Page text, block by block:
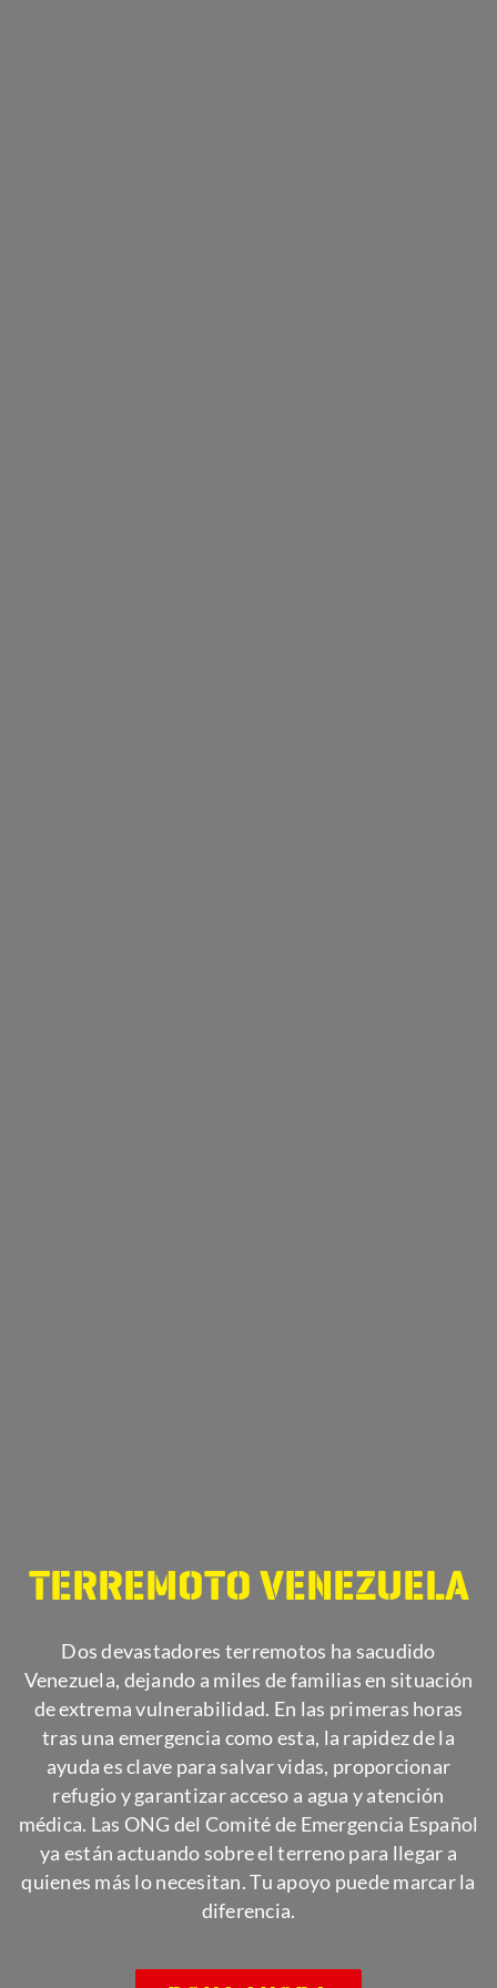
TERREMOTO VENEZUELA
Dos devastadores terremotos ha sacudido
Venezuela, dejando a miles de familias en situación
de extrema vulnerabilidad. En las primeras horas
tras una emergencia como esta, la rapidez de la
ayuda es clave para salvar vidas, proporcionar
refugio y garantizar acceso a agua y atención
médica. Las ONG del Comité de Emergencia Español
ya están actuando sobre el terreno para llegar a
quienes más lo necesitan. Tu apoyo puede marcar la
diferencia.